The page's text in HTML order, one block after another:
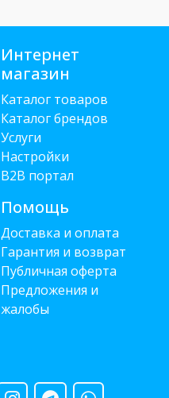
Интернет
магазин
Каталог товаров
Каталог брендов
Услуги
Настройки
B2B портал
Помощь
Доставка и оплата
Гарантия и возврат
Публичная оферта
Предложения и
жалобы